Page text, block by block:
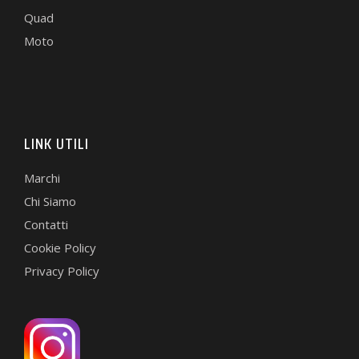
Quad
Moto
LINK UTILI
Marchi
Chi Siamo
Contatti
Cookie Policy
Privacy Policy